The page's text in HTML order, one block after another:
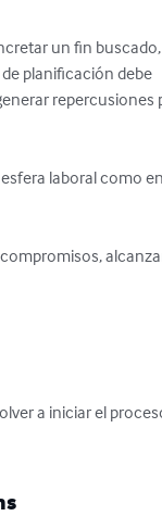
un fin buscado,
planificación debe
repercusiones
laboral como
a iniciar el